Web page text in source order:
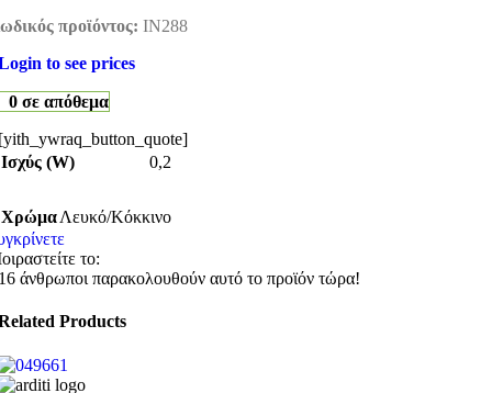
προϊόντος: IN288
to see prices
0 σε απόθεμα
Ισχύς (W)
0,2
ΧρώμαΛευκό/Κόκκινο
το:
άνθρωποι παρακολουθούν αυτό το προϊόν τώρα!
Products